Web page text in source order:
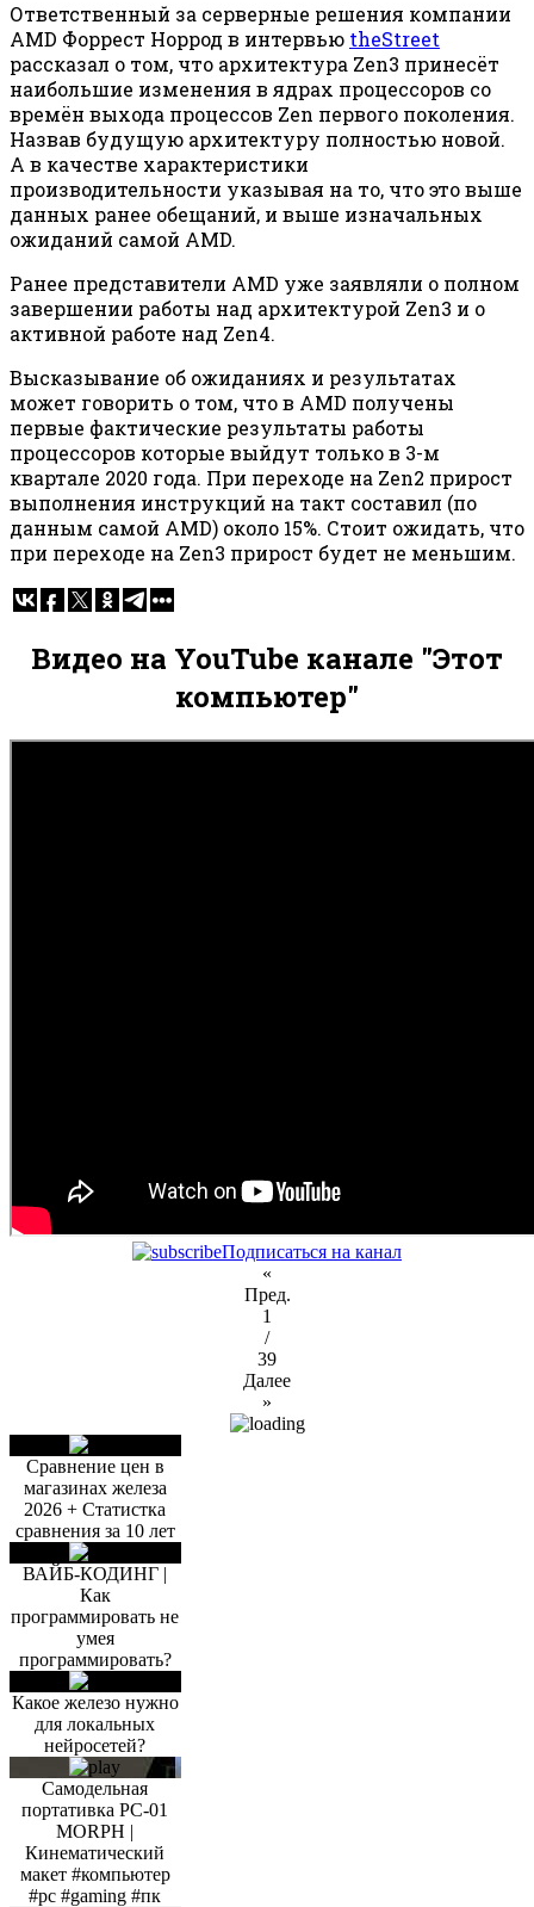
Ответственный за серверные решения компании
AMD Форрест Норрод в интервью theStreet
рассказал о том, что архитектура Zen3 принесёт
наибольшие изменения в ядрах процессоров со
времён выхода процессов Zen первого поколения.
Назвав будущую архитектуру полностью новой.
А в качестве характеристики
производительности указывая на то, что это выше
данных ранее обещаний, и выше изначальных
ожиданий самой AMD.
Ранее представители AMD уже заявляли о полном
завершении работы над архитектурой Zen3 и о
активной работе над Zen4.
Высказывание об ожиданиях и результатах
может говорить о том, что в AMD получены
первые фактические результаты работы
процессоров которые выйдут только в 3-м
квартале 2020 года. При переходе на Zen2 прирост
выполнения инструкций на такт составил (по
данным самой AMD) около 15%. Стоит ожидать, что
при переходе на Zen3 прирост будет не меньшим.
Видео на YouTube канале "Этот
компьютер"
Подписаться на канал
«
Пред.
1
/
39
Далее
»
Сравнение цен в
магазинах железа
2026 + Статистка
сравнения за 10 лет
ВАЙБ-КОДИНГ |
Как
программировать не
умея
программировать?
Какое железо нужно
для локальных
нейросетей?
Самодельная
портативка PC-01
MORPH |
Кинематический
макет #компьютер
#pc #gaming #пк